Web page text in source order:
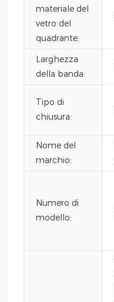
materiale del
vetro del
quadrante:
Larghezza
della banda:
Tipo di
chiusura:
Nome del
marchio:
Numero di
modello: